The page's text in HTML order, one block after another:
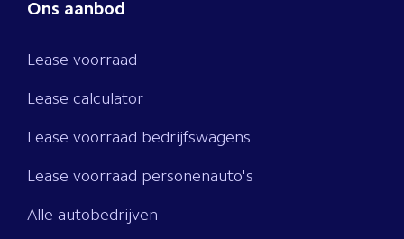
Ons aanbod
Lease voorraad
Lease calculator
Lease voorraad bedrijfswagens
Lease voorraad personenauto's
Alle autobedrijven